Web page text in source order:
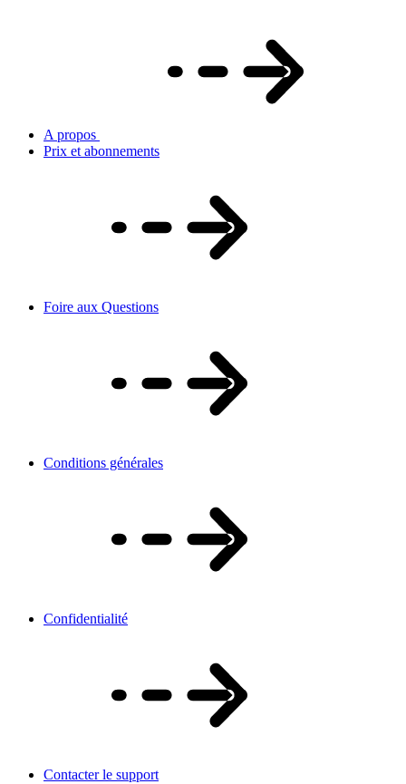
A propos
Prix et abonnements
Foire aux Questions
Conditions générales
Confidentialité
Contacter le support